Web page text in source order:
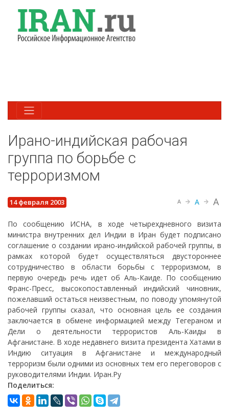
Ирано-индийская рабочая
группа по борьбе с
терроризмом
14 февраля 2003 A A A
По сообщению ИСНА, в ходе четырехдневного визита
министра внутренних дел Индии в Иран будет подписано
соглашение о создании ирано-индийской рабочей группы, в
рамках которой будет осуществляться двустороннее
сотрудничество в области борьбы с терроризмом, в
первую очередь речь идет об Аль-Каиде. По сообщению
Франс-Пресс, высокопоставленный индийский чиновник,
пожелавший остаться неизвестным, по поводу упомянутой
рабочей группы сказал, что основная цель ее создания
заключается в обмене информацией между Тегераном и
Дели о деятельности террористов Аль-Каиды в
Афганистане. В ходе недавнего визита президента Хатами в
Индию ситуация в Афганистане и международный
терроризм были одними из основных тем его переговоров с
руководителями Индии. Иран.Ру
Поделиться: